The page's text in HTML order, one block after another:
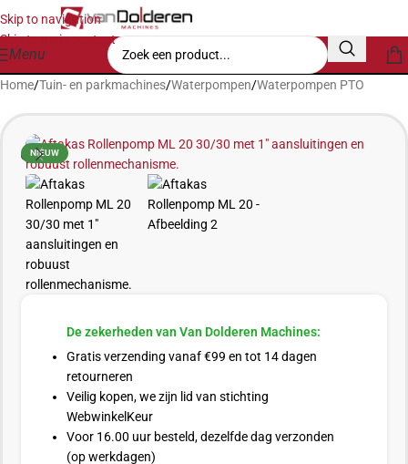
Skip to navigation
Skip to main content
Menu
Home/Tuin- en parkmachines/Waterpompen/Waterpompen PTO
NIEUW
De zekerheden van Van Dolderen Machines:
Gratis verzending vanaf €99 en tot 14 dagen
retourneren
Veilig kopen, we zijn lid van stichting
WebwinkelKeur
Voor 16.00 uur besteld, dezelfde dag verzonden
(op werkdagen)